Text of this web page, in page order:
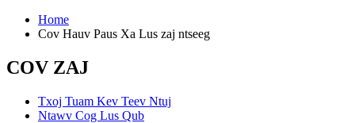
Home
Cov Hauv Paus Xa Lus zaj ntseeg
COV ZAJ
Txoj Tuam Kev Teev Ntuj
Ntawv Cog Lus Qub